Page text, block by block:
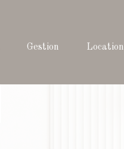
gestion location